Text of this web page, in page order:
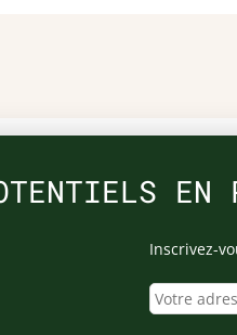
EN
Inscrivez-